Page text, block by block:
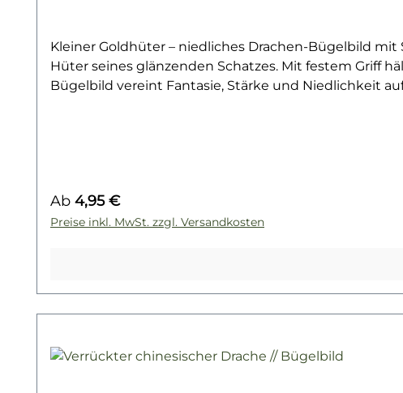
Kleiner Goldhüter – niedliches Drachen-Bügelbild
Hüter seines glänzenden Schatzes. Mit festem Griff
Bügelbild vereint Fantasie, Stärke und Niedlichkeit
finde dein nächstes Lieblingsmotiv!
Regulärer Preis:
Ab 4,95 €
Preise inkl. MwSt. zzgl. Versandkosten